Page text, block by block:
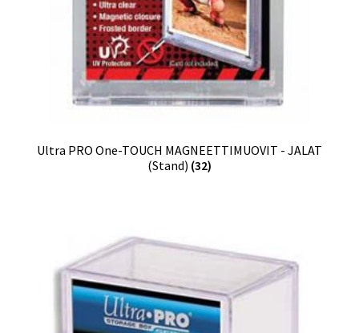
Ultra PRO One-TOUCH MAGNEETTIMUOVIT - JALAT
(Stand) (32)